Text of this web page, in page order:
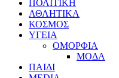
ΠΟΛΙΤΙΚΗ
ΑΘΛΗΤΙΚΑ
ΚΟΣΜΟΣ
ΥΓΕΙΑ
ΟΜΟΡΦΙΑ
ΜΟΔΑ
ΠΑΙΔΙ